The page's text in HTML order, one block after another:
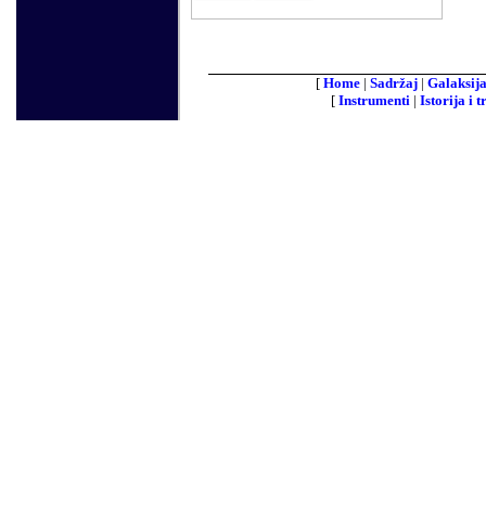
[ Home| Sadržaj| Galaksija
[ Instrumenti | Istorija i